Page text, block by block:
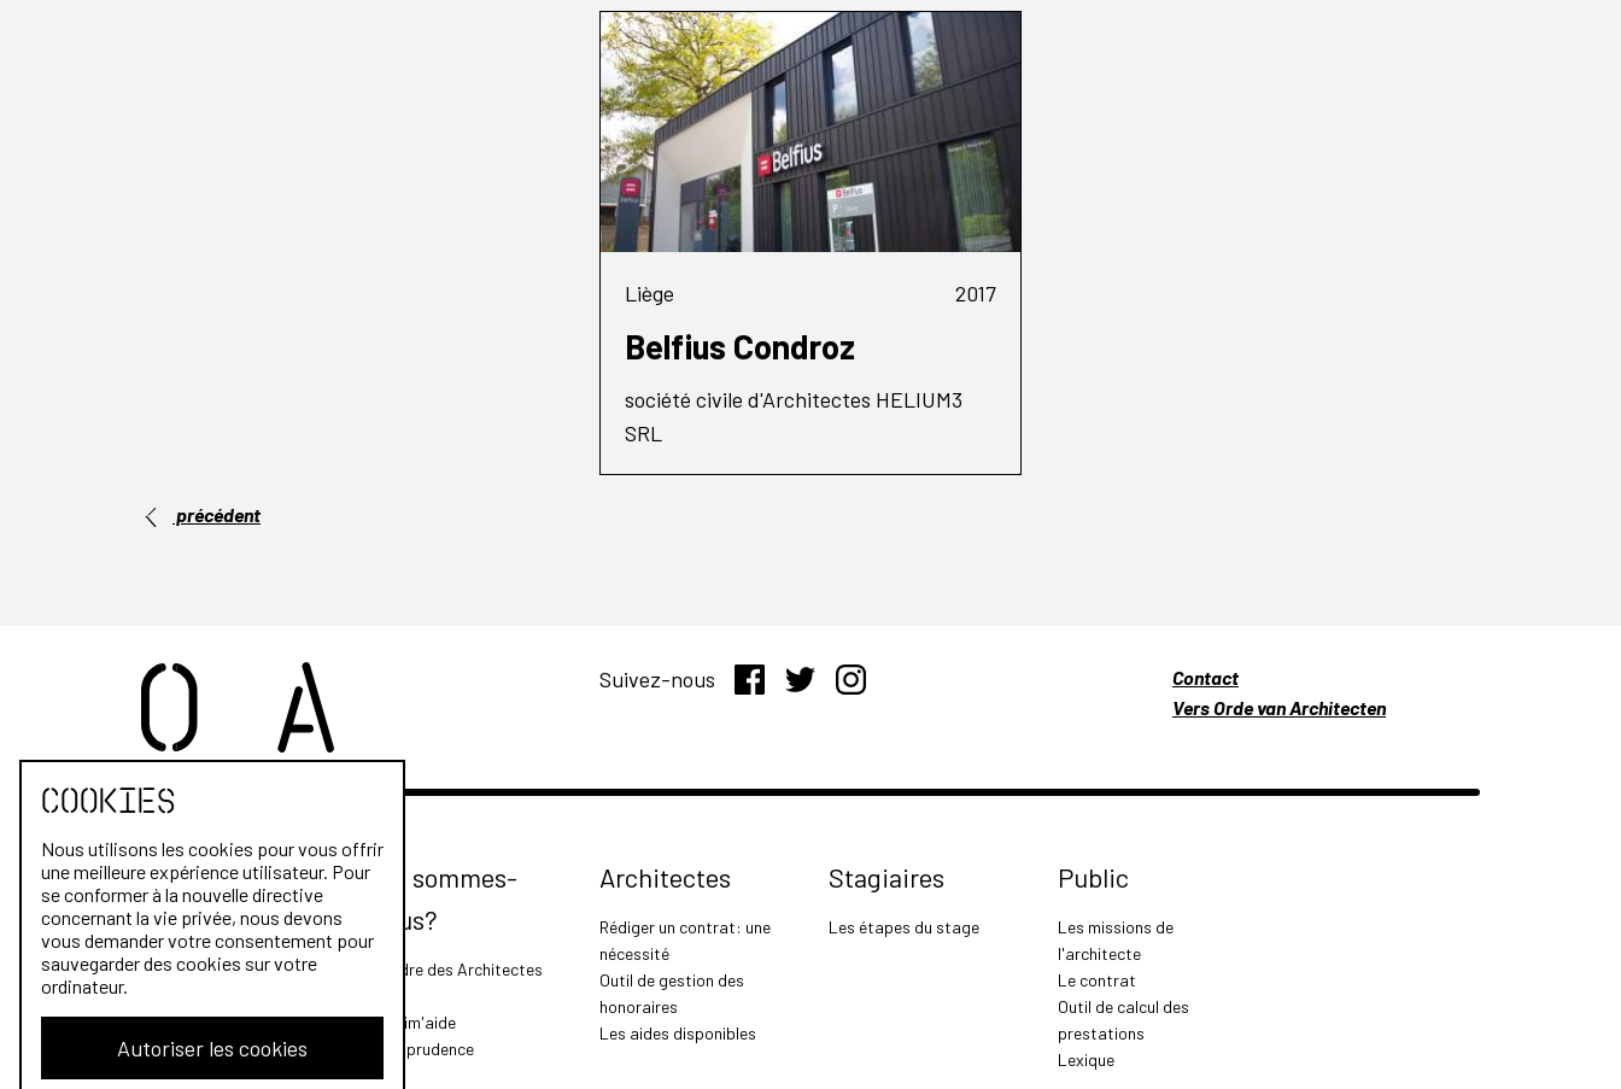
Liège 2017
Belfius Condroz
société civile d'Architectes HELIUM3
SRL
précédent
Suivez-nous
Contact
Vers Orde van Architecten
Qui sommes-
nous?
L'Ordre des Architectes
Archim'aide
Jurisprudence
Architectes
Rédiger un contrat: une
nécessité
Outil de gestion des
honoraires
Les aides disponibles
Stagiaires
Les étapes du stage
Public
Les missions de
l'architecte
Le contrat
Outil de calcul des
prestations
Lexique
Cookies
Nous utilisons les cookies pour vous offrir
une meilleure expérience utilisateur. Pour
se conformer à la nouvelle directive
concernant la vie privée, nous devons
vous demander votre consentement pour
sauvegarder des cookies sur votre
ordinateur.
Autoriser les cookies